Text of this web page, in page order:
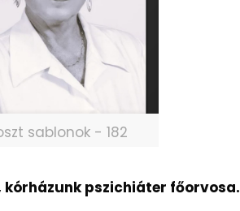
sablonok - 182
pszichiáter főorvosa.